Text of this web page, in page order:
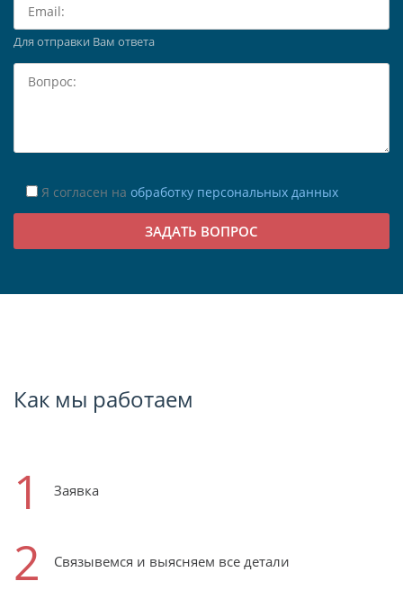
Для отправки Вам ответа
Я согласен на обработку персональных данных
Как мы работаем
1 Заявка
2 Связывемся и выясняем все детали